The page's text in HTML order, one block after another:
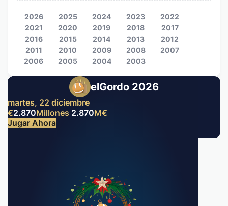
elGordo 2026
martes, 22 diciembre
€2.870Millones 2.870M€
Jugar Ahora
2026 2025 2024 2023
2022
2021
2020 2019 2018
2017
2016
2015 2014 2013
2012
2011
2010 2009 2008
2007
2006
2005 2004 2003